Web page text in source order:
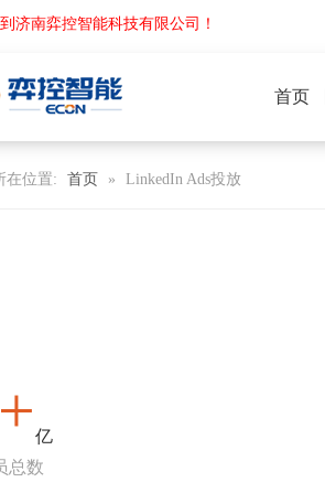
济南弈控智能科技有限公司！
首页
在位置: 首页 » LinkedIn Ads投放
+亿
总数